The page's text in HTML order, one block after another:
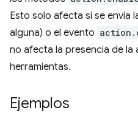
Esto solo afecta si se envía
alguna) o el evento
no afecta la presencia de la
herramientas.
Ejemplos